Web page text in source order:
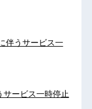
伴うサービス一
ービス一時停止